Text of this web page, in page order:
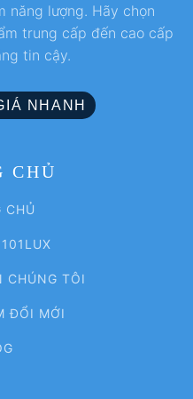
năng lượng. Hãy chọn
trung cấp đến cao cấp
tin cậy.
NHANH
CHỦ
CHỦ
CHÚNG TÔI
ĐỔI MỚI